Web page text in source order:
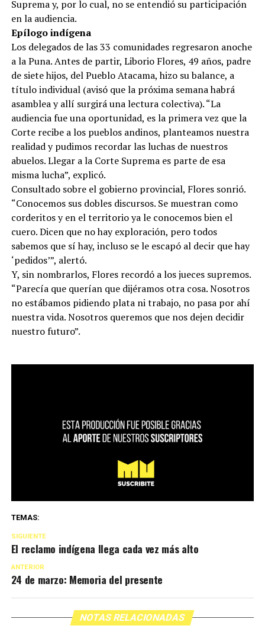
Suprema y, por lo cual, no se entendió su participación
en la audiencia.
Epílogo indígena
Los delegados de las 33 comunidades regresaron anoche
a la Puna. Antes de partir, Liborio Flores, 49 años, padre
de siete hijos, del Pueblo Atacama, hizo su balance, a
título individual (avisó que la próxima semana habrá
asamblea y allí surgirá una lectura colectiva). “La
audiencia fue una oportunidad, es la primera vez que la
Corte recibe a los pueblos andinos, planteamos nuestra
realidad y pudimos recordar las luchas de nuestros
abuelos. Llegar a la Corte Suprema es parte de esa
misma lucha”, explicó.
Consultado sobre el gobierno provincial, Flores sonrió.
“Conocemos sus dobles discursos. Se muestran como
corderitos y en el territorio ya le conocemos bien el
cuero. Dicen que no hay exploración, pero todos
sabemos que sí hay, incluso se le escapó al decir que hay
‘pedidos’”, alertó.
Y, sin nombrarlos, Flores recordó a los jueces supremos.
“Parecía que querían que dijéramos otra cosa. Nosotros
no estábamos pidiendo plata ni trabajo, no pasa por ahí
nuestra vida. Nosotros queremos que nos dejen decidir
nuestro futuro”.
TEMAS:
SIGUIENTE
El reclamo indígena llega cada vez más alto
ANTERIOR
24 de marzo: Memoria del presente
NOTAS RELACIONADAS